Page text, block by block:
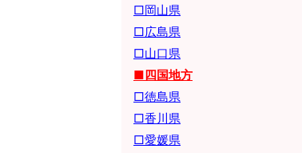
□岡山県
□広島県
□山口県
■四国地方
□徳島県
□香川県
□愛媛県